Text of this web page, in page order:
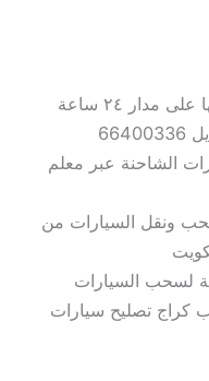
نعمل أيضا في نقل السيارات وسحبها على مدار ٢٤ ساعة
الشاحنة عبر معلم
ونقل السيارات من
لسحب السيارات
كراج تصليح سيارات